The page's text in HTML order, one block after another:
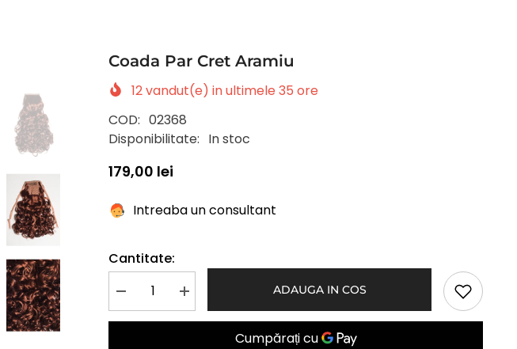
Coada Par Cret Aramiu
12vandut(e) in ultimele35 ore
COD: 02368
Disponibilitate: In stoc
179,00 lei
Intreaba un consultant
Cantitate:
cantitatea
pentru
Mareste
cantitatea
pentru
ADAUGA IN COS